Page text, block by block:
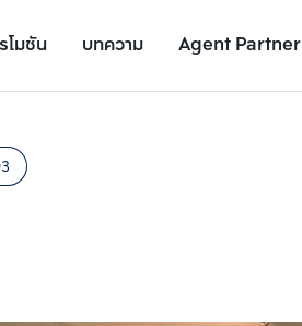
โมชัน บทความ Agent Partner
รายละเอียดยูนิต